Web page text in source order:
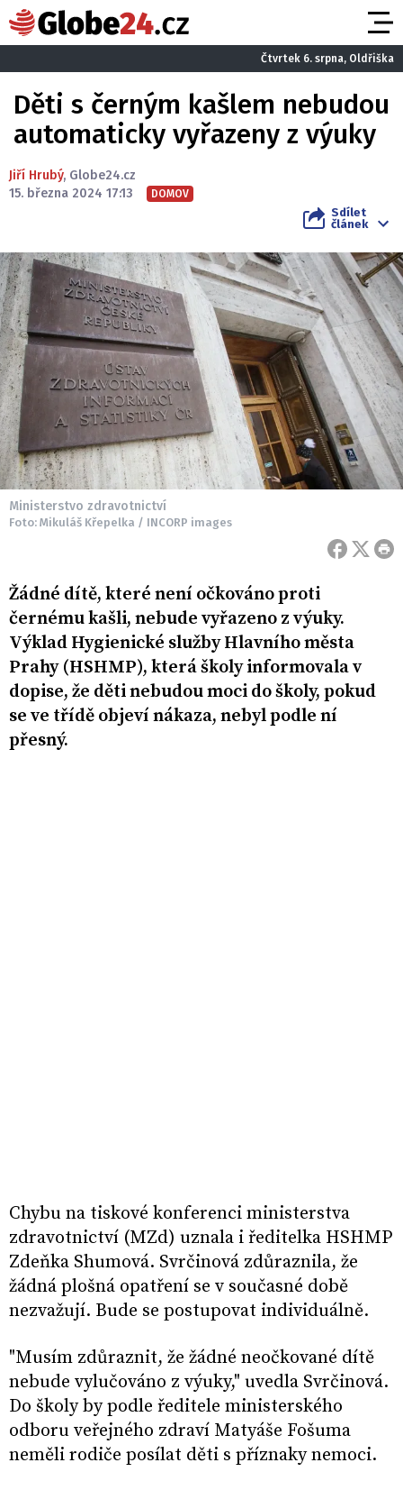
Čtvrtek 6. srpna, Oldřiška
Děti s černým kašlem nebudou
automaticky vyřazeny z výuky
Jiří Hrubý, Globe24.cz
15. března 2024 17:13
DOMOV
Sdílet
článek
Ministerstvo zdravotnictví
Foto: Mikuláš Křepelka / INCORP images
Žádné dítě, které není očkováno proti
černému kašli, nebude vyřazeno z výuky.
Výklad Hygienické služby Hlavního města
Prahy (HSHMP), která školy informovala v
dopise, že děti nebudou moci do školy, pokud
se ve třídě objeví nákaza, nebyl podle ní
přesný.
Chybu na tiskové konferenci ministerstva
zdravotnictví (MZd) uznala i ředitelka HSHMP
Zdeňka Shumová. Svrčinová zdůraznila, že
žádná plošná opatření se v současné době
nezvažují. Bude se postupovat individuálně.
"Musím zdůraznit, že žádné neočkované dítě
nebude vylučováno z výuky," uvedla Svrčinová.
Do školy by podle ředitele ministerského
odboru veřejného zdraví Matyáše Fošuma
neměli rodiče posílat děti s příznaky nemoci.